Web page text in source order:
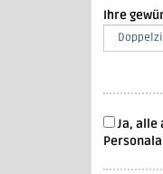
Ihre
Ja, alle